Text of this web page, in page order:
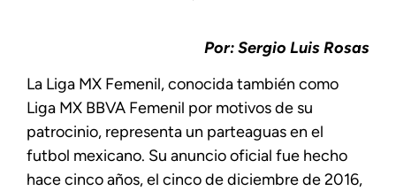
Por: Sergio Luis Rosas
La Liga MX Femenil, conocida también como
Liga MX BBVA Femenil por motivos de su
patrocinio, representa un parteaguas en el
futbol mexicano. Su anuncio oficial fue hecho
hace cinco años, el cinco de diciembre de 2016,